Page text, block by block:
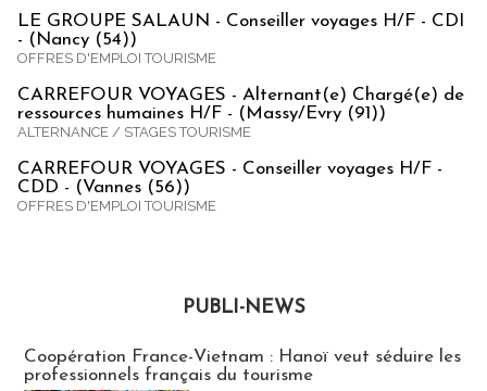
LE GROUPE SALAUN - Conseiller voyages H/F - CDI
- (Nancy (54))
OFFRES D'EMPLOI TOURISME
CARREFOUR VOYAGES - Alternant(e) Chargé(e) de
ressources humaines H/F - (Massy/Evry (91))
ALTERNANCE / STAGES TOURISME
CARREFOUR VOYAGES - Conseiller voyages H/F -
CDD - (Vannes (56))
OFFRES D'EMPLOI TOURISME
PUBLI-NEWS
Coopération France-Vietnam : Hanoï veut séduire les
professionnels français du tourisme